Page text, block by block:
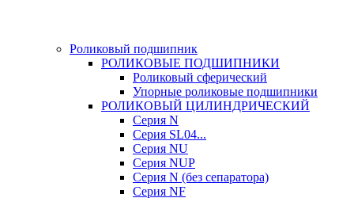
Роликовый подшипник
РОЛИКОВЫЕ ПОДШИПНИКИ
Роликовый сферический
Упорные роликовые подшипники
РОЛИКОВЫЙ ЦИЛИНДРИЧЕСКИЙ
Серия N
Серия SL04...
Серия NU
Серия NUP
Серия N (без сепаратора)
Серия NF